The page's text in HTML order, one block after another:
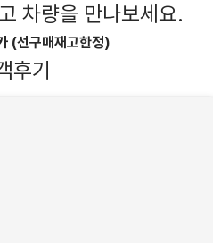
차량을 만나보세요.
(선구매재고한정)
후기